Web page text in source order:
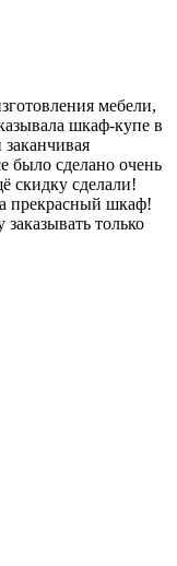
мебели,
шкаф-купе в
было сделано очень
скидку сделали!
прекрасный шкаф!
только